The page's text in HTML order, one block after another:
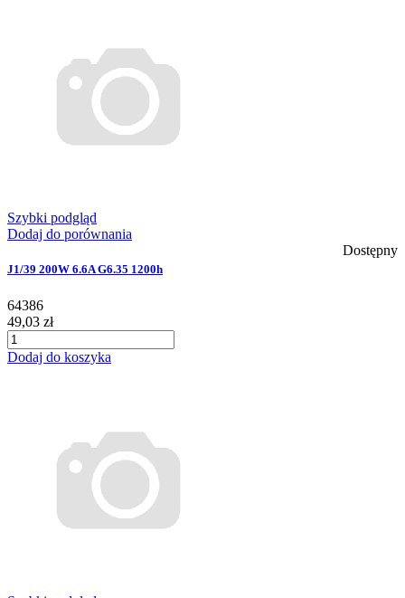
Szybki podgląd
Dodaj do porównania
Dostępny
J1/39 200W 6.6A G6.35 1200h
64386
49,03 zł
Dodaj do koszyka